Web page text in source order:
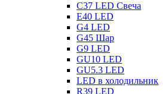
C37 LED Свеча
E40 LED
G4 LED
G45 Шар
G9 LED
GU10 LED
GU5.3 LED
LED в холодильник
R39 LED